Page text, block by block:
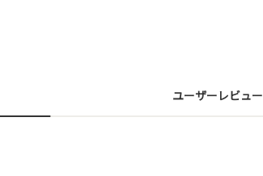
ユーザーレビュー